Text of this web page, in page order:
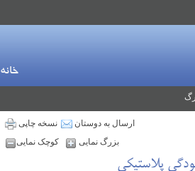
خانه
نسخه چاپی
ارسال به دوستان
بزرگ نمایی
کوچک نمایی